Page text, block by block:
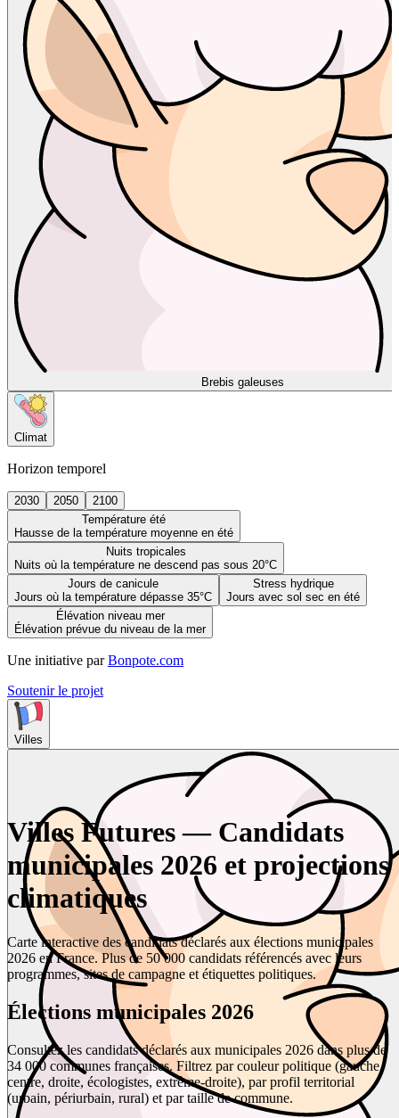
Brebis galeuses
Climat
Horizon temporel
2030 2050
2100
Température été
Hausse de la température moyenne en été
Nuits tropicales
Nuits où la température ne descend pas sous 20°C
Jours de canicule
Jours où la température dépasse 35°C
Stress hydrique
Jours avec sol sec en été
Élévation niveau mer
Élévation prévue du niveau de la mer
Une initiative par Bonpote.com
Soutenir le projet
Villes
Villes Futures — Candidats
municipales 2026 et projections
climatiques
Carte interactive des candidats déclarés aux élections municipales
2026 en France. Plus de 50 000 candidats référencés avec leurs
programmes, sites de campagne et étiquettes politiques.
Élections municipales 2026
Consultez les candidats déclarés aux municipales 2026 dans plus de
34 000 communes françaises. Filtrez par couleur politique (gauche,
centre, droite, écologistes, extrême-droite), par profil territorial
(urbain, périurbain, rural) et par taille de commune.